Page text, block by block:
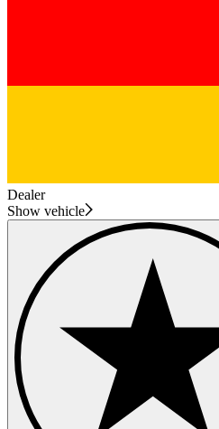
Dealer
Show vehicle